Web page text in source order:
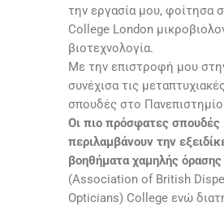
την εργασία μου, φοίτησα
College London
βιοτεχνολογία.
Με την επιστροφή μου
συνέχισα τις
σπουδές στο
Οι πιο πρόσφατες σπουδές
περιλαμβάνουν την
βοηθήματα χαμηλής
(Association of British
Opticians) College ενώ